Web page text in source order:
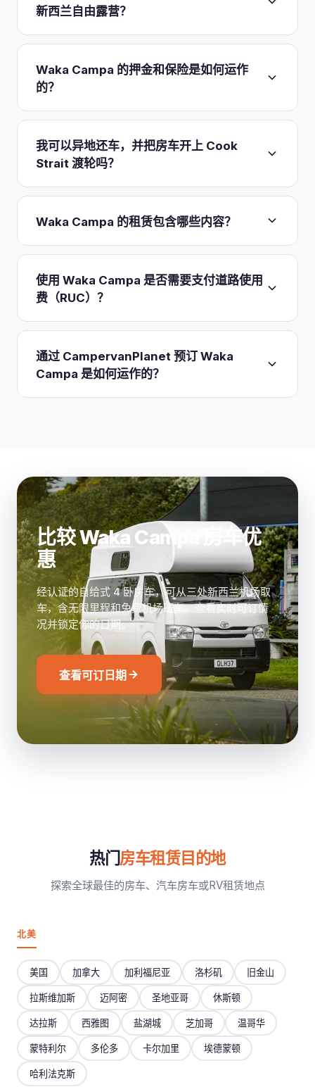
新西兰自由露营？
是的。每辆 Waka Campa 房车，无论是 Explorer 还
是经济型 Explorer Saver，都配有固定式抽水马桶
经认证为自给式，这正是现行新西兰规定所要求的。
你离网过上一两晚，在远离带电营地的南岛单程环线
上尤其实用。
Waka Campa 的押金和保险是如何运作
的？
共有两个档次。默认的Risk Taker为每天 NZD
$0，但会在你的卡上冻结 NZD $4,500 押金，并让
你承担 NZD $4,500 的自付额。每天支付 NZD $45
底损坏以及指定的非铺装路段，以便据此规划你的路
线。
我可以异地还车，并把房车开上 Cook
Strait 渡轮吗？
两者皆可。Waka Campa 在奥克兰、基督城和皇后
镇机场设有取车点，你可以在任意两地之间异地租
车，费用在预订时报价，这很适合经典的从北到南的
Interislander 和 Bluebridge 航班上的房车舱位在十
二月和一月会很快订满。
Waka Campa 的租赁包含哪些内容？
基础价格涵盖无限里程、全套寝具和床单，以及完整
的厨房套件：双头燃气灶、冰箱、水槽、锅、平底
锅、水壶、餐具和刀叉。你还可在全部三处取车点享
璃和露营装备保障的 Peace of Mind 保险。
使用 Waka Campa 是否需要支付道路使用
费（RUC）？
无需单独支付 RUC。Waka Campa 的房车采用
2.0L 汽油发动机
而非柴油，因此道路使用费已在加
油站的油价中包含。这省去了柴油房车租客所面临的
购买和核对 RUC 里程的麻烦，并与无限里程价格很
通过 CampervanPlanet 预订 Waka
Campa 是如何运作的？
Explorer Saver——并确认。取车本身在奥克兰、
基督城或皇后镇通过 Waka Campa 应用程序自助完
成，免费机场班车将你送到取车点后，你便可在那里
取钥匙。
比较 Waka Campa 房车优
惠
经认证的自给式 4 卧房车，可从三处新西兰机场取
车，含无限里程和免费机场班车。查看实时可订情
况并锁定你的日期。
查看可订日期
热门房车租赁目的地
探索全球最佳的房车、汽车房车或RV租赁地点
北美
美国 加拿大 加利福尼亚 洛杉矶 旧金山
拉斯维加斯 迈阿密 圣地亚哥 休斯顿
达拉斯 西雅图 盐湖城 芝加哥 温哥华
蒙特利尔 多伦多 卡尔加里 埃德蒙顿
哈利法克斯